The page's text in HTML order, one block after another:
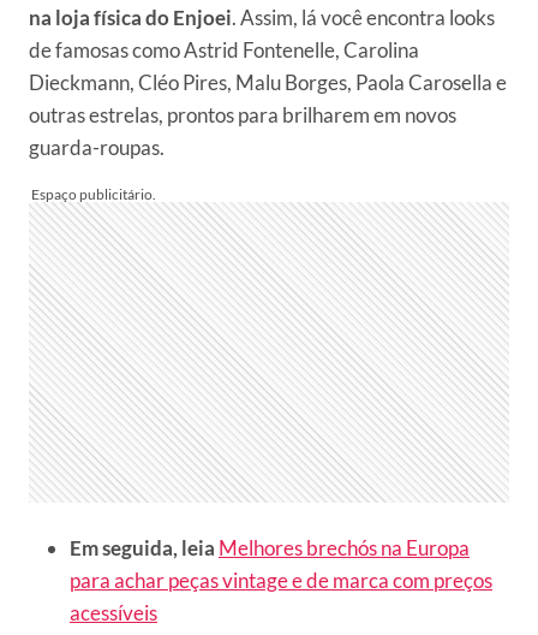
na loja física do Enjoei. Assim, lá você encontra looks
de famosas como Astrid Fontenelle, Carolina
Dieckmann, Cléo Pires, Malu Borges, Paola Carosella e
outras estrelas, prontos para brilharem em novos
guarda-roupas.
Em seguida, leia Melhores brechós na Europa
para achar peças vintage e de marca com preços
acessíveis